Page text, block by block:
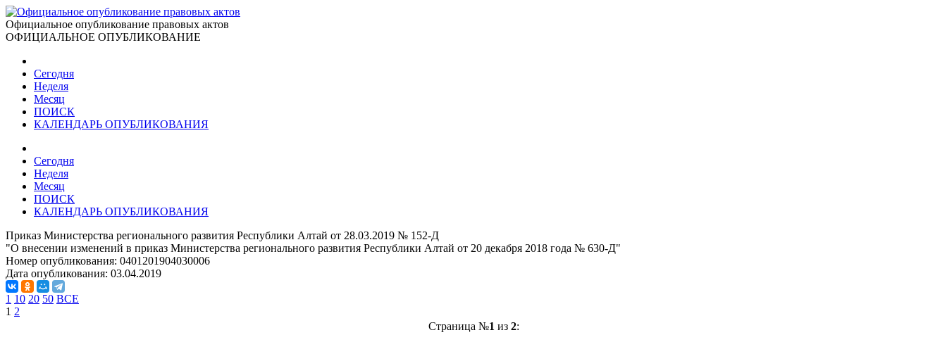
Официальное опубликование правовых актов
ОФИЦИАЛЬНОЕ ОПУБЛИКОВАНИЕ
Сегодня
Неделя
Месяц
ПОИСК
КАЛЕНДАРЬ ОПУБЛИКОВАНИЯ
Сегодня
Неделя
Месяц
ПОИСК
КАЛЕНДАРЬ ОПУБЛИКОВАНИЯ
Приказ Министерства регионального развития Республики Алтай от 28.03.2019 № 152-Д
"О внесении изменений в приказ Министерства регионального развития Республики Алтай от 20 декабря 2018 года № 630-Д"
Номер опубликования: 0401201904030006
Дата опубликования: 03.04.2019
1 10 20 50 ВСЕ
1 2
Страница №1 из 2: